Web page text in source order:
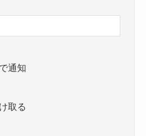
通知
取る